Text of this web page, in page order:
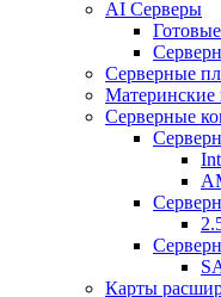
AI Серверы
Серверные
Материнские
Серверные
Карты